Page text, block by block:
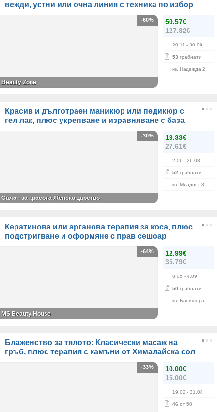
вежди, устни или очна линия с техника по избор
50.57€
127.82€
20.11 - 30.09
53 грабнати
кв. Надежда 2
-60%
Beauty Zone
Красив и дълготраен маникюр или педикюр с
гел лак, плюс укрепване и изравняване с база
19.33€
27.61€
2.06 - 26.08
52 грабнати
кв. Младост 3
-30%
Салон за красота Женско царство
Кератинова или арганова терапия за коса, плюс
подстригване и оформяне с прав сешоар
12.99€
35.79€
8.05 - 4.09
50 грабнати
кв. Банишора
-64%
МS Beauty House
Блаженство за тялото: Класически масаж на
гръб, плюс терапия с камъни от Хималайска сол
10.00€
15.00€
19.02 - 31.08
46 от 50
-33%